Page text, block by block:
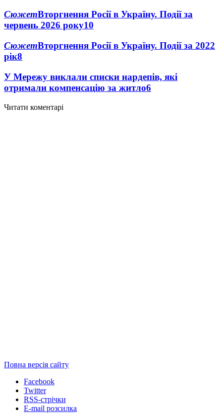
СюжетВторгнення Росії в Україну. Події за
червень 2026 року10
СюжетВторгнення Росії в Україну. Події за 2022
рік8
У Мережу виклали списки нардепів, які
отримали компенсацію за житло6
Читати коментарі
Повна версія сайту
Facebook
Twitter
RSS-стрічки
E-mail розсилка